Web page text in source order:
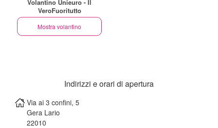
Volantino Unieuro - Il
VeroFuoritutto
Mostra volantino
Indirizzi e orari di apertura
Via ai 3 confini, 5
Gera Lario
22010